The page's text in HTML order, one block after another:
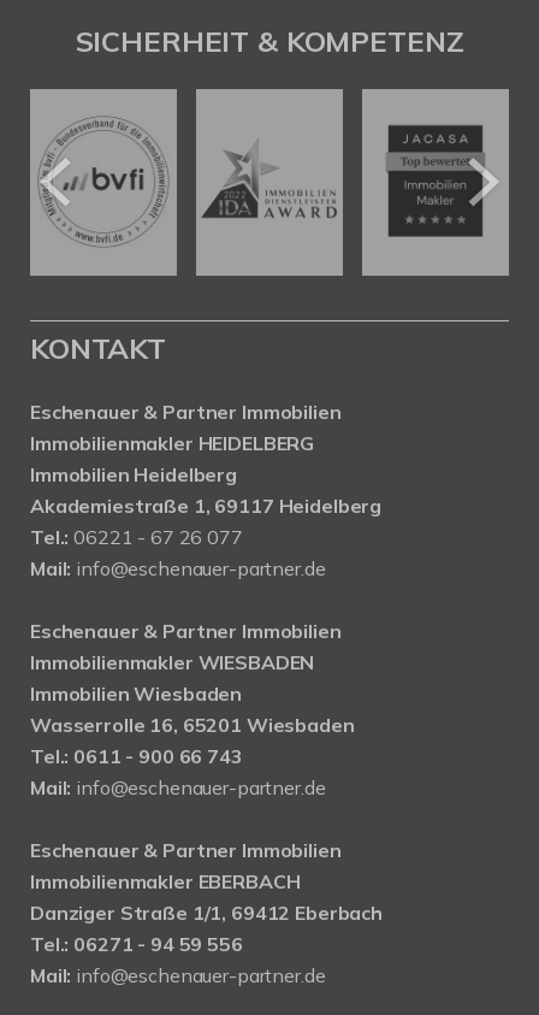
SICHERHEIT & KOMPETENZ
KONTAKT
Eschenauer & Partner Immobilien
Immobilienmakler HEIDELBERG
Immobilien Heidelberg
Akademiestraße 1, 69117 Heidelberg
Tel.:06221 - 67 26 077
Mail: info@eschenauer-partner.de
Eschenauer & Partner Immobilien
Immobilienmakler WIESBADEN
Immobilien Wiesbaden
Wasserrolle 16, 65201 Wiesbaden
Tel.: 0611 - 900 66 743
Mail: info@eschenauer-partner.de
Eschenauer & Partner Immobilien
Immobilienmakler EBERBACH
Danziger Straße 1/1, 69412 Eberbach
Tel.: 06271 - 94 59 556
Mail: info@eschenauer-partner.de